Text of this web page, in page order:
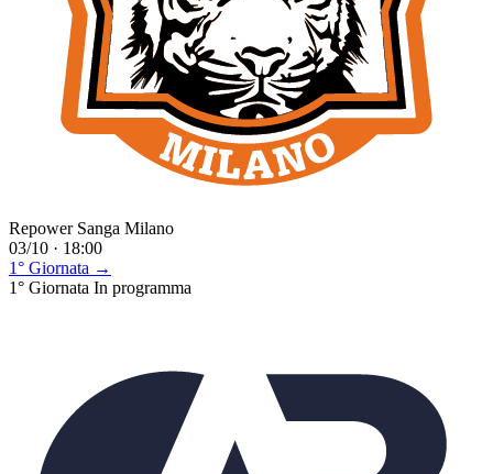
Repower Sanga Milano
03/10 · 18:00
1° Giornata →
1° Giornata In programma